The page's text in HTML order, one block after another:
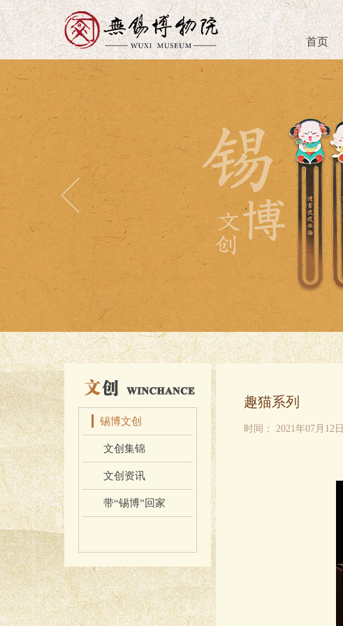
首页
锡博文创
文创集锦
文创资讯
带“锡博”回家
趣猫系列
时间： 2021年07月12日